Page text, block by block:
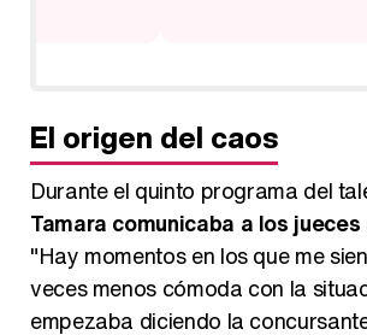
El origen del caos
Durante el quinto programa del
Tamara comunicaba a los
"Hay momentos en los que me
veces menos cómoda con la
empezaba diciendo la